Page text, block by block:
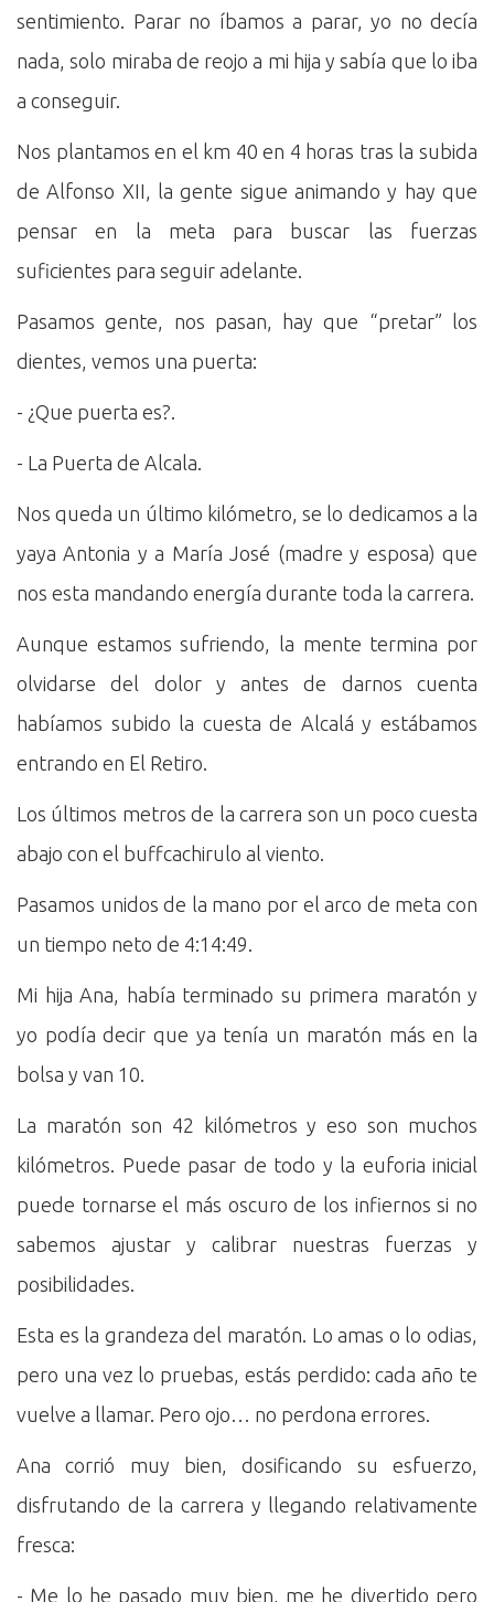
sentimiento. Parar no íbamos a parar, yo no decía
nada, solo miraba de reojo a mi hija y sabía que lo iba
a conseguir.
Nos plantamos en el km 40 en 4 horas tras la subida
de Alfonso XII, la gente sigue animando y hay que
pensar en la meta para buscar las fuerzas
suficientes para seguir adelante.
Pasamos gente, nos pasan, hay que “pretar” los
dientes, vemos una puerta:
- ¿Que puerta es?.
- La Puerta de Alcala.
Nos queda un último kilómetro, se lo dedicamos a la
yaya Antonia y a María José (madre y esposa) que
nos esta mandando energía durante toda la carrera.
Aunque estamos sufriendo, la mente termina por
olvidarse del dolor y antes de darnos cuenta
habíamos subido la cuesta de Alcalá y estábamos
entrando en El Retiro.
Los últimos metros de la carrera son un poco cuesta
abajo con el buffcachirulo al viento.
Pasamos unidos de la mano por el arco de meta con
un tiempo neto de 4:14:49.
Mi hija Ana, había terminado su primera maratón y
yo podía decir que ya tenía un maratón más en la
bolsa y van 10.
La maratón son 42 kilómetros y eso son muchos
kilómetros. Puede pasar de todo y la euforia inicial
puede tornarse el más oscuro de los infiernos si no
sabemos ajustar y calibrar nuestras fuerzas y
posibilidades.
Esta es la grandeza del maratón. Lo amas o lo odias,
pero una vez lo pruebas, estás perdido: cada año te
vuelve a llamar. Pero ojo… no perdona errores.
Ana corrió muy bien, dosificando su esfuerzo,
disfrutando de la carrera y llegando relativamente
fresca:
- Me lo he pasado muy bien, me he divertido pero